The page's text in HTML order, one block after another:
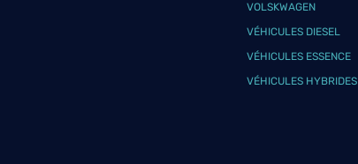
VOLSKWAGEN
VÉHICULES DIESEL
VÉHICULES ESSENCE
VÉHICULES HYBRIDES